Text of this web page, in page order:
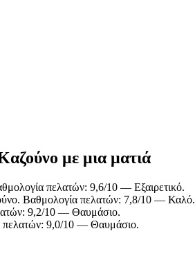
με μια ματιά
πελατών: 9,6/10 — Εξαιρετικό.
Βαθμολογία πελατών: 7,8/10 — Καλό.
9,2/10 — Θαυμάσιο.
πελατών: 9,0/10 — Θαυμάσιο.